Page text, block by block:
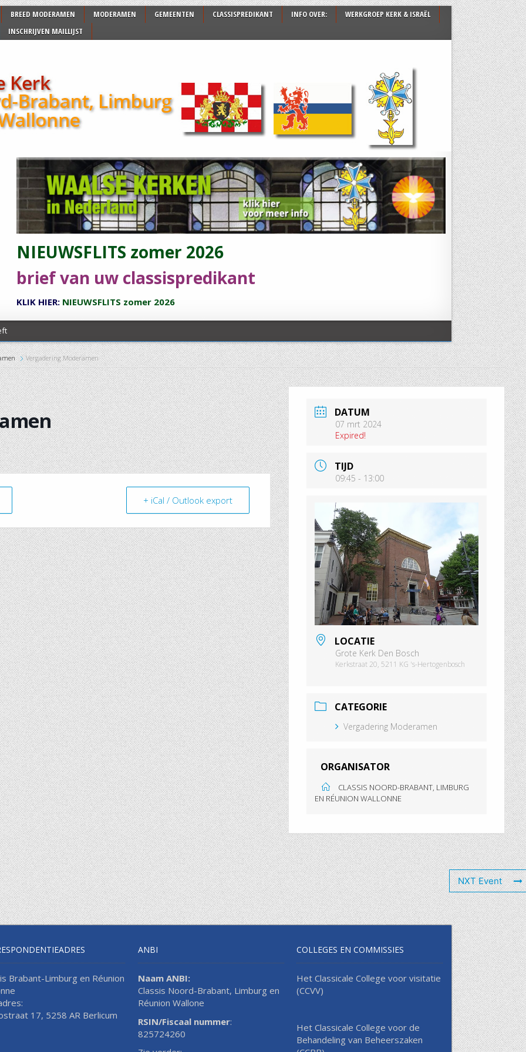
BREED MODERAMEN MODERAMEN GEMEENTEN CLASSISPREDIKANT INFO OVER:
WERKGROEP KERK & ISRAËL
INSCHRIJVEN MAILLIJST
NIEUWSFLITS zomer 2026
brief van uw classispredikant
KLIK HIER: NIEUWSFLITS zomer 2026
Vergadering Moderamen
+ iCal / Outlook export
DATUM
07 mrt 2024
Expired!
TIJD
09:45 - 13:00
LOCATIE
Grote Kerk Den Bosch
Kerkstraat 20, 5211 KG 's-Hertogenbosch
CATEGORIE
Vergadering Moderamen
ORGANISATOR
CLASSIS NOORD-BRABANT, LIMBURG
EN RÉUNION WALLONNE
NXT Event
Brabant-Limburg en Réunion
17, 5258 AR Berlicum
ANBI
Naam ANBI:
Classis Noord-Brabant, Limburg en
Réunion Wallone
RSIN/Fiscaal nummer:
825724260
COLLEGES EN COMMISSIES
Het Classicale College voor visitatie
(CCVV)
Het Classicale College voor de
Behandeling van Beheerszaken